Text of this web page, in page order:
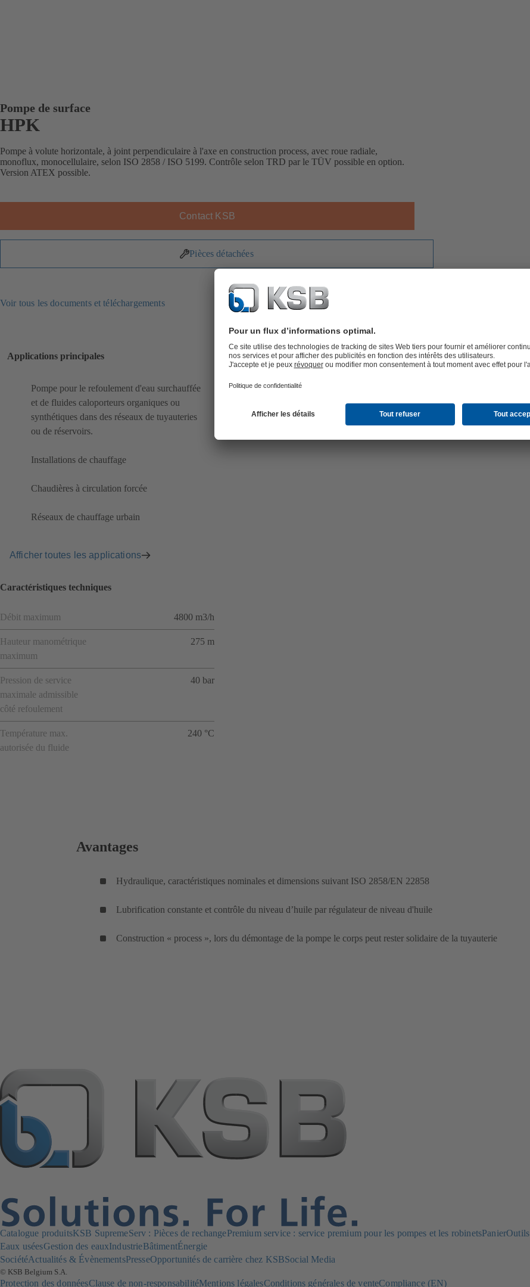
Pompe de surface
HPK
Pompe à volute horizontale, à joint perpendiculaire à l'axe en construction process, avec roue radiale,
monoflux, monocellulaire, selon ISO 2858 / ISO 5199. Contrôle selon TRD par le TÜV possible en option.
Version ATEX possible.
Contact KSB
Pièces détachées
Voir tous les documents et téléchargements
Applications principales
Pompe pour le refoulement d'eau surchauffée
et de fluides caloporteurs organiques ou
synthétiques dans des réseaux de tuyauteries
ou de réservoirs.
Installations de chauffage
Chaudières à circulation forcée
Réseaux de chauffage urbain
Afficher toutes les applications
Caractéristiques techniques
Débit maximum 4800 m3/h
Hauteur manométrique
maximum
275 m
Pression de service
maximale admissible
côté refoulement
40 bar
Température max.
autorisée du fluide
240 °C
Avantages
Hydraulique, caractéristiques nominales et dimensions suivant ISO 2858/EN 22858
Lubrification constante et contrôle du niveau d’huile par régulateur de niveau d'huile
Construction « process », lors du démontage de la pompe le corps peut rester solidaire de la tuyauterie
Catalogue produitsKSB SupremeServ : Pièces de rechangePremium service : service premium pour les pompes et les robinetsPanierOutils
Eaux uséesGestion des eauxIndustrieBâtimentÉnergie
SociétéActualités & ÉvènementsPresseOpportunités de carrière chez KSBSocial Media
© KSB Belgium S.A.
Protection des donnéesClause de non-responsabilitéMentions légalesConditions générales de venteCompliance (EN)